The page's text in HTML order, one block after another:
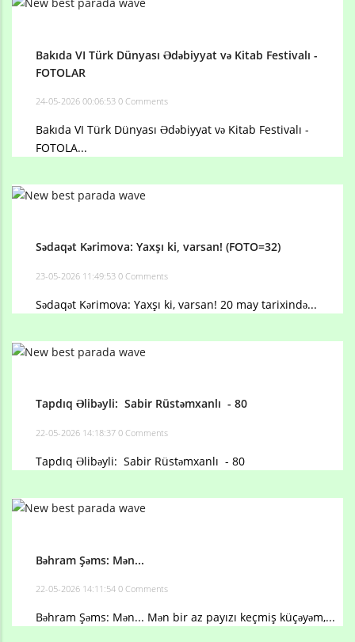
Bakıda VI Türk Dünyası Ədəbiyyat və Kitab Festivalı -
FOTOLAR
24-05-2026 00:06:53 0 Comments
Bakıda VI Türk Dünyası Ədəbiyyat və Kitab Festivalı -
FOTOLA...
Sədaqət Kərimova: Yaxşı ki, varsan! (FOTO=32)
23-05-2026 11:49:53 0 Comments
Sədaqət Kərimova: Yaxşı ki, varsan! 20 may tarixində...
Tapdıq Əlibəyli: Sabir Rüstəmxanlı - 80
22-05-2026 14:18:37 0 Comments
Tapdıq Əlibəyli: Sabir Rüstəmxanlı - 80
Bəhram Şəms: Mən...
22-05-2026 14:11:54 0 Comments
Bəhram Şəms: Mən... Mən bir az payızı keçmiş küçəyəm,...